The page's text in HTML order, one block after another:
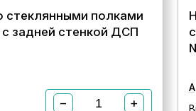
стеклянными полками
задней стенкой ДСП
− +